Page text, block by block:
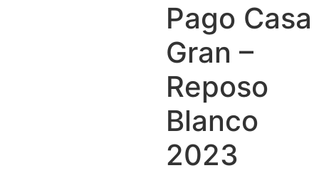
Pago Casa
Gran –
Reposo
Blanco
2023